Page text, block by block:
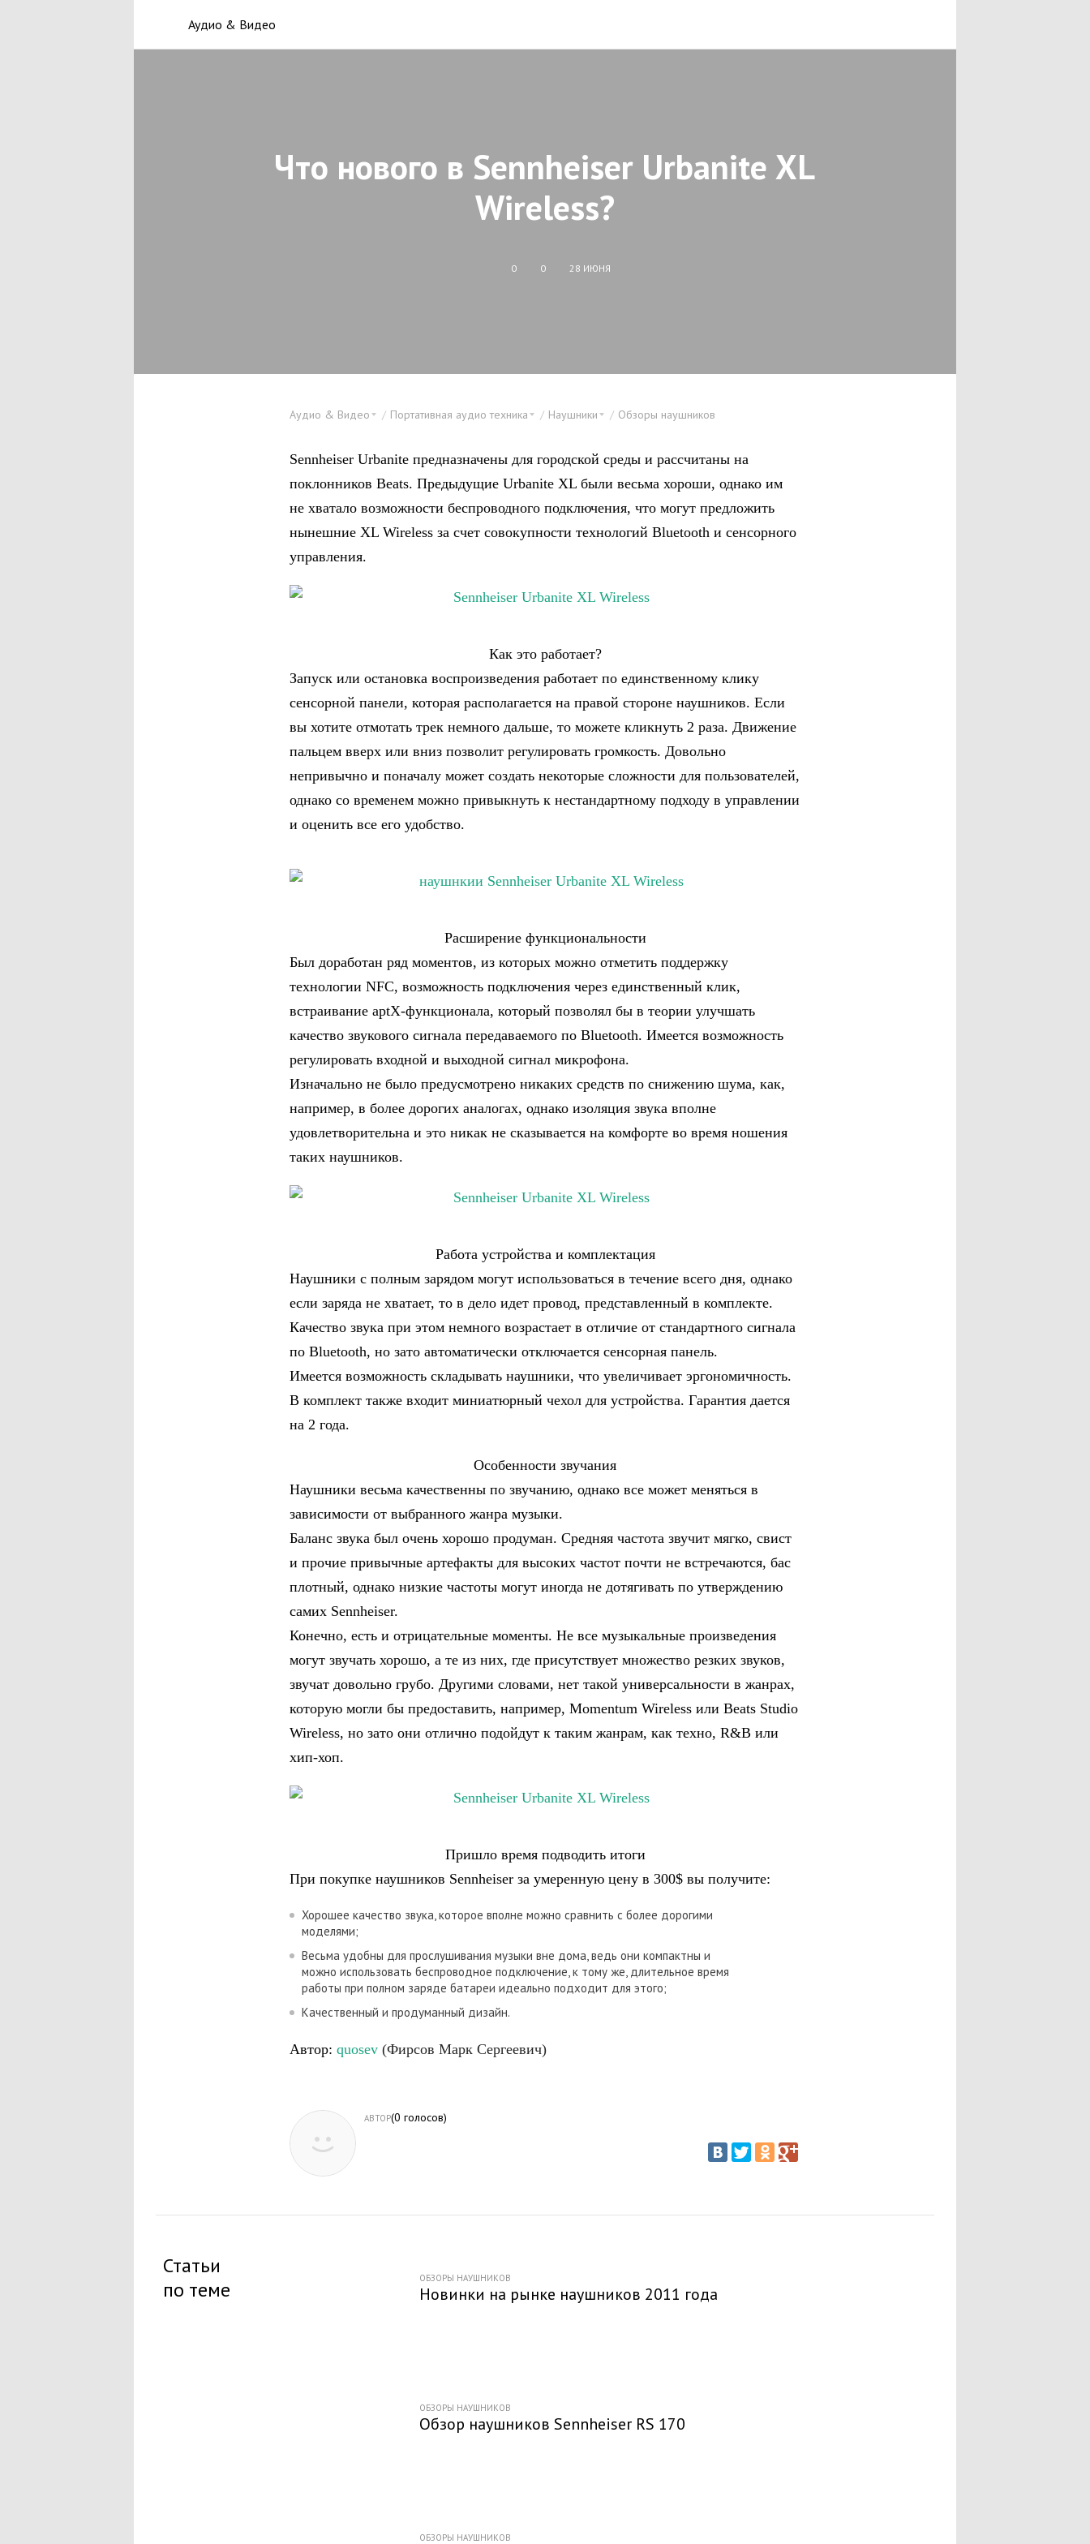
Аудио & Видео
Что нового в Sennheiser Urbanite XL
Wireless?
0 0 28 ИЮНЯ
Аудио & Видео Портативная аудио техника Наушники Обзоры наушников
Sennheiser Urbanite предназначены для городской среды и рассчитаны на
поклонников Beats. Предыдущие Urbanite XL были весьма хороши, однако им
не хватало возможности беспроводного подключения, что могут предложить
нынешние XL Wireless за счет совокупности технологий Bluetooth и сенсорного
управления.
Как это работает?
Запуск или остановка воспроизведения работает по единственному клику
сенсорной панели, которая располагается на правой стороне наушников. Если
вы хотите отмотать трек немного дальше, то можете кликнуть 2 раза. Движение
пальцем вверх или вниз позволит регулировать громкость. Довольно
непривычно и поначалу может создать некоторые сложности для пользователей,
однако со временем можно привыкнуть к нестандартному подходу в управлении
и оценить все его удобство.
Расширение функциональности
Был доработан ряд моментов, из которых можно отметить поддержку
технологии NFC, возможность подключения через единственный клик,
встраивание aptX-функционала, который позволял бы в теории улучшать
качество звукового сигнала передаваемого по Bluetooth. Имеется возможность
регулировать входной и выходной сигнал микрофона.
Изначально не было предусмотрено никаких средств по снижению шума, как,
например, в более дорогих аналогах, однако изоляция звука вполне
удовлетворительна и это никак не сказывается на комфорте во время ношения
таких наушников.
Работа устройства и комплектация
Наушники с полным зарядом могут использоваться в течение всего дня, однако
если заряда не хватает, то в дело идет провод, представленный в комплекте.
Качество звука при этом немного возрастает в отличие от стандартного сигнала
по Bluetooth, но зато автоматически отключается сенсорная панель.
Имеется возможность складывать наушники, что увеличивает эргономичность.
В комплект также входит миниатюрный чехол для устройства. Гарантия дается
на 2 года.
Особенности звучания
Наушники весьма качественны по звучанию, однако все может меняться в
зависимости от выбранного жанра музыки.
Баланс звука был очень хорошо продуман. Средняя частота звучит мягко, свист
и прочие привычные артефакты для высоких частот почти не встречаются, бас
плотный, однако низкие частоты могут иногда не дотягивать по утверждению
самих Sennheiser.
Конечно, есть и отрицательные моменты. Не все музыкальные произведения
могут звучать хорошо, а те из них, где присутствует множество резких звуков,
звучат довольно грубо. Другими словами, нет такой универсальности в жанрах,
которую могли бы предоставить, например, Momentum Wireless или Beats Studio
Wireless, но зато они отлично подойдут к таким жанрам, как техно, R&B или
хип-хоп.
Пришло время подводить итоги
При покупке наушников Sennheiser за умеренную цену в 300$ вы получите:
Хорошее качество звука, которое вполне можно сравнить с более дорогими
моделями;
Весьма удобны для прослушивания музыки вне дома, ведь они компактны и
можно использовать беспроводное подключение, к тому же, длительное время
работы при полном заряде батареи идеально подходит для этого;
Качественный и продуманный дизайн.
Автор: quosev (Фирсов Марк Сергеевич)
АВТОР(0 голосов)
Статьи
по теме
ОБЗОРЫ НАУШНИКОВ
Новинки на рынке наушников 2011 года
ОБЗОРЫ НАУШНИКОВ
Обзор наушников Sennheiser RS 170
ОБЗОРЫ НАУШНИКОВ